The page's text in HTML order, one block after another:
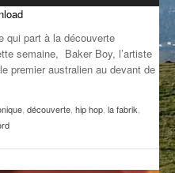
qui part à la découverte
semaine, Baker Boy, l’artiste
premier australien au devant de
découverte hip hop la fabrik